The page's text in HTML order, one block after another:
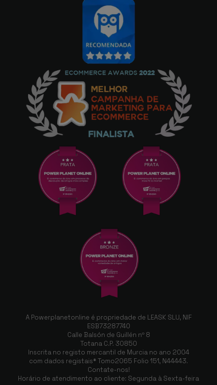
A Powerplanetonline é propriedade de LEASK SLU, NIF
ESB73287740
Calle Balsón de Guillén nº 8
Totana C.P. 30850
Inscrita no registo mercantil de Murcia no ano 2004
com dados registais* Tomo2065 Folio 151, N44443.
Contate-nos!
Horário de atendimento ao cliente: Segunda à Sexta-feira